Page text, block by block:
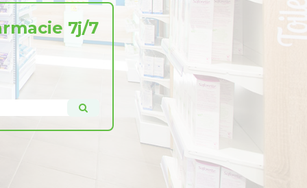
7j/7